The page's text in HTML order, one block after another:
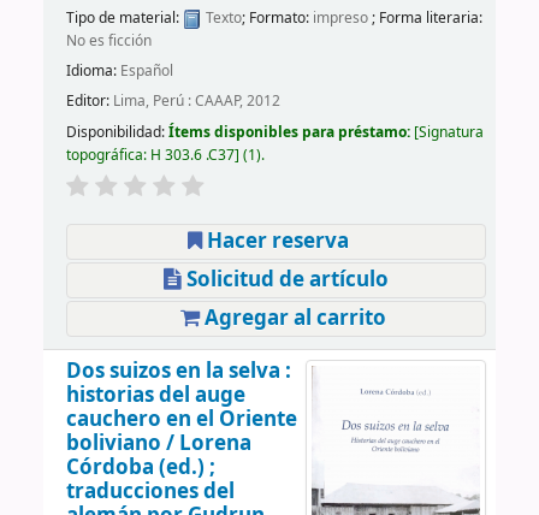
Tipo de material: Texto; Formato: impreso; Forma literaria:
No es ficción
Idioma: Español
Editor: Lima, Perú : CAAAP, 2012
Disponibilidad:Ítems disponibles para préstamo: Signatura
topográfica: H 303.6 .C37 (1).
Hacer reserva
Solicitud de artículo
Agregar al carrito
Dos suizos en la selva :
historias del auge
cauchero en el Oriente
boliviano / Lorena
Córdoba (ed.) ;
traducciones del